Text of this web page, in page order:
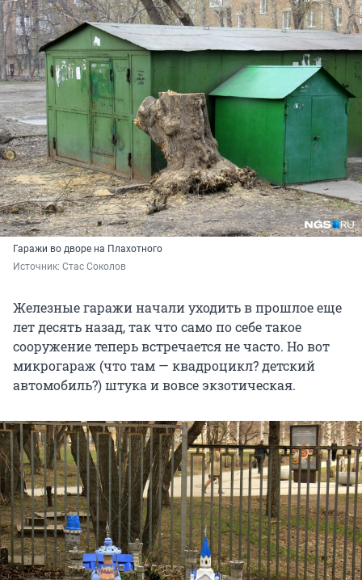
Гаражи во дворе на Плахотного
Источник: Стас Соколов
Железные гаражи начали уходить в прошлое еще
лет десять назад, так что само по себе такое
сооружение теперь встречается не часто. Но вот
микрогараж (что там — квадроцикл? детский
автомобиль?) штука и вовсе экзотическая.